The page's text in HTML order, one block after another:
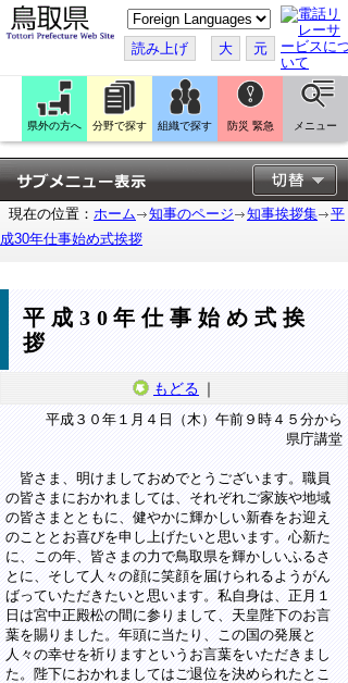
こ
の
ペ
ー
ジ
翻
訳
す
る
読み上げ 大 元
県外の方へ 分野で探す 組織で探す 防災 緊急 メニュー
現在の位置： ホーム 知事のページ 知事挨拶集
平
成30年仕事始め式挨拶
平成30年仕事始め式挨
拶
もどる ｜
平成３０年１月４日（木）午前９時４５分から
県庁講堂
皆さま、明けましておめでとうございます。職員
の皆さまにおかれましては、それぞれご家族や地域
の皆さまとともに、健やかに輝かしい新春をお迎え
のこととお喜びを申し上げたいと思います。心新た
に、この年、皆さまの力で鳥取県を輝かしいふるさ
とに、そして人々の顔に笑顔を届けられるようがん
ばっていただきたいと思います。私自身は、正月１
日は宮中正殿松の間に参りまして、天皇陛下のお言
葉を賜りました。年頭に当たり、この国の発展と
人々の幸せを祈りますというお言葉をいただきまし
た。陛下におかれましてはご退位を決められたとこ